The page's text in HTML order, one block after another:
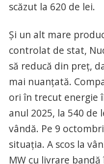
scăzut la 620 de lei.
Și un alt mare
controlat de stat,
să reducă din preț,
mai nuanțată.
ori în trecut energie
anul 2025, la 540 de
vândă. Pe 9
situația. A scos la
MW cu livrare